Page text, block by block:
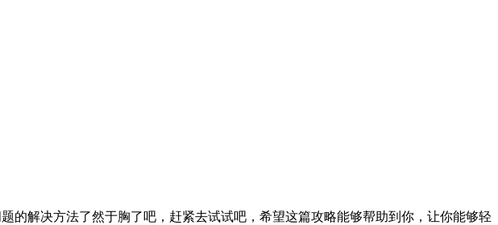
的解决方法了然于胸了吧，赶紧去试试吧，希望这篇攻略能够帮助到你，让你能够轻